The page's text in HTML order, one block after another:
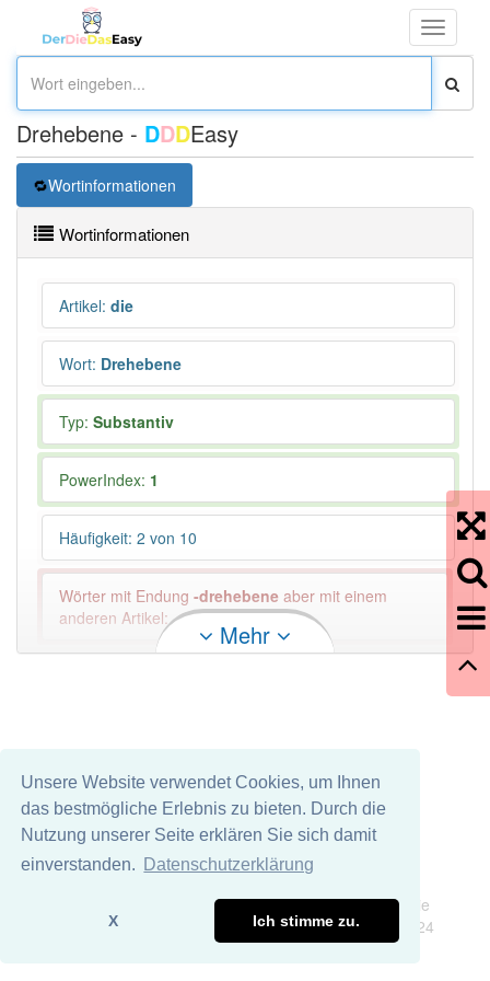
Unsere Website verwendet Cookies, um Ihnen
das bestmögliche Erlebnis zu bieten. Durch die
Nutzung unserer Seite erklären Sie sich damit
einverstanden.
Datenschutzerklärung
X Ich stimme zu.
Toggle
Drehebene - DDDEasy
Wortinformationen
Wortinformationen
Artikel: die
Wort: Drehebene
Typ: Substantiv
PowerIndex: 1
Häufigkeit: 2 von 10
Wörter mit Endung -drehebene aber mit einem
anderen Artikel: -1
Mehr
Wir übernehmen keine Garantie und keine Haftung für die
Richtigkeit und Vollständigkeit dieser Seite. DDDEasy 2024